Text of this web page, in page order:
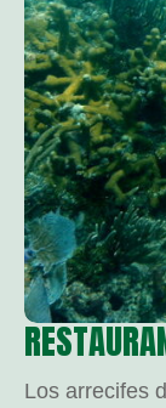
Los arrecifes